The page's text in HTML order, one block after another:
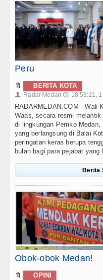
Peru
🔖 BERITA KOTA
👤 Radar Medan 🕔 18:53:21,
RADARMEDAN.COM - Wali
Waas, secara resmi
di lingkungan Pemko
yang berlangsung di Balai
peringatan keras berupa
bulan bagi para pejabat yang
Berita
Obok-obok Medan!
🔖 OPINI